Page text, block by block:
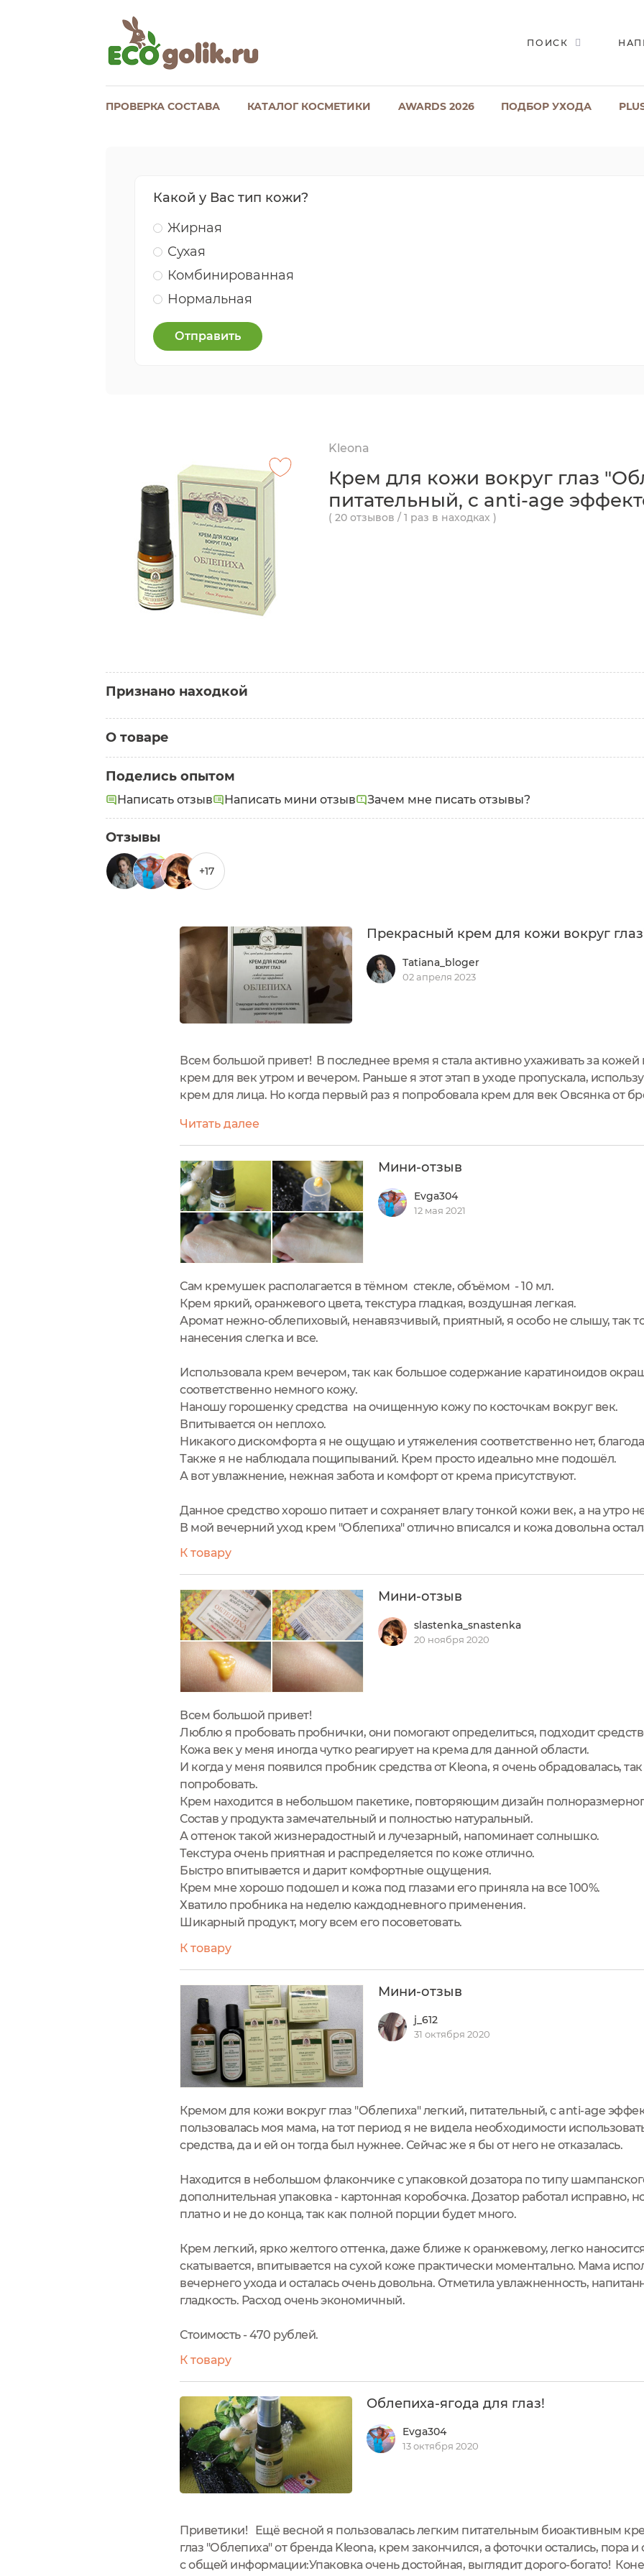
ПОИСК
ПРОВЕРКА СОСТАВА КАТАЛОГ КОСМЕТИКИ AWARDS 2026 ПОДБОР УХОДА
Какой у Вас тип кожи?
Жирная
Сухая
Комбинированная
Нормальная
Отправить
Kleona
Крем для кожи вокруг глаз
питательный, с anti-age
( 20 отзывов / 1 раз в находках )
Признано находкой
Находка от морщин
Рабочий крем
О товаре
Задачи:
Увлажнение,Питание,Лифтинг
Поделись опытом
Написать отзыв Написать мини отзыв Зачем мне писать отзывы?
Отзывы
+17
Прекрасный крем для кожи вокруг
Tatiana_bloger
02 апреля 2023
Всем большой привет! В последнее время я стала активно ухаживать за кожей
крем для век утром и вечером. Раньше я этот этап в уходе пропускала,
крем для лица. Но когда первый раз я попробовала крем для век Овсянка от
вокруг глаз. На...
Читать далее
Мини-отзыв
Evga304
12 мая 2021
Сам кремушек располагается в тёмном стекле, объёмом - 10 мл.
Крем яркий, оранжевого цвета, текстура гладкая, воздушная легкая.
Аромат нежно-облепиховый, ненавязчивый, приятный, я особо не слышу, так
нанесения слегка и все.
Использовала крем вечером, так как большое содержание каратиноидов
соответственно немного кожу.
Наношу горошенку средства на очищенную кожу по косточкам вокруг век.
Впитывается он неплохо.
Никакого дискомфорта я не ощущаю и утяжеления соответственно нет,
Также я не наблюдала пощипываний. Крем просто идеально мне подошёл.
А вот увлажнение, нежная забота и комфорт от крема присутствуют.
Данное средство хорошо питает и сохраняет влагу тонкой кожи век, а на утро
В мой вечерний уход крем "Облепиха" отлично вписался и кожа довольна
К товару
Мини-отзыв
slastenka_snastenka
20 ноября 2020
Всем большой привет!
Люблю я пробовать пробнички, они помогают определиться, подходит
Кожа век у меня иногда чутко реагирует на крема для данной области.
И когда у меня появился пробник средства от Kleona, я очень обрадовалась,
попробовать.
Крем находится в небольшом пакетике, повторяющим дизайн
Состав у продукта замечательный и полностью натуральный.
А оттенок такой жизнерадостный и лучезарный, напоминает солнышко.
Текстура очень приятная и распределяется по коже отлично.
Быстро впитывается и дарит комфортные ощущения.
Крем мне хорошо подошел и кожа под глазами его приняла на все 100%.
Хватило пробника на неделю каждодневного применения.
Шикарный продукт, могу всем его посоветовать.
К товару
Мини-отзыв
j_612
31 октября 2020
Кремом для кожи вокруг глаз "Облепиха" легкий, питательный, с anti-age
пользовалась моя мама, на тот период я не видела необходимости
средства, да и ей он тогда был нужнее. Сейчас же я бы от него не отказалась.
Находится в небольшом флакончике с упаковкой дозатора по типу
дополнительная упаковка - картонная коробочка. Дозатор работал исправно,
платно и не до конца, так как полной порции будет много.
Крем легкий, ярко желтого оттенка, даже ближе к оранжевому, легко
скатывается, впитывается на сухой коже практически моментально. Мама
вечернего ухода и осталась очень довольна. Отметила увлажненность,
гладкость. Расход очень экономичный.
Стоимость - 470 рублей.
К товару
Облепиха-ягода для глаз!
Evga304
13 октября 2020
Приветики! Ещё весной я пользовалась легким питательным биоактивным
глаз "Облепиха" от бренда Kleona, крем закончился, а фоточки остались, пора
с общей информации:Упаковка очень достойная, выглядит дорого-богато!